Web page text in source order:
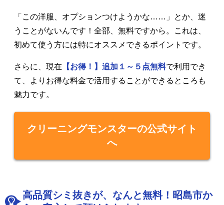
「この洋服、オプションつけようかな……」とか、迷
うことがないんです！全部、無料ですから。これは、
初めて使う方には特にオススメできるポイントです。
さらに、現在 【お得！】追加１～５点無料で利用でき
て、よりお得な料金で活用することができるところも
魅力です。
クリーニングモンスターの公式サイト
へ
高品質シミ抜きが、なんと無料！昭島市か